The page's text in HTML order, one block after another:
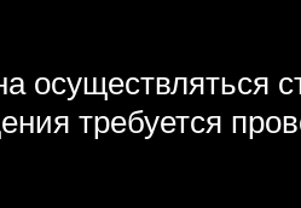
требуется